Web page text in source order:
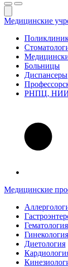
Медицинские
Больницы
Диспансеры
РНПЦ,
Медицинские
Гематология
Гинекология
Диетология